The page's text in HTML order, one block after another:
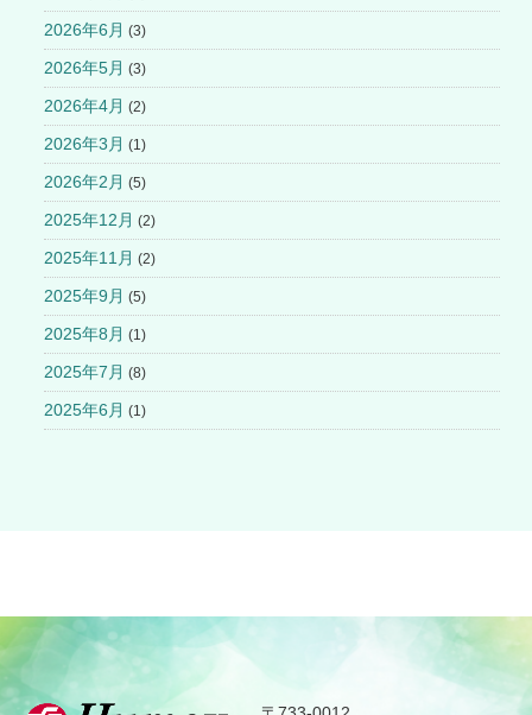
2026年6月 (3)
2026年5月 (3)
2026年4月 (2)
2026年3月 (1)
2026年2月 (5)
2025年12月 (2)
2025年11月 (2)
2025年9月 (5)
2025年8月 (1)
2025年7月 (8)
2025年6月 (1)